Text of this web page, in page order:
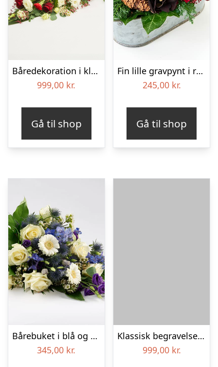
Båredekoration i klassisk stil – rød og hvid
999,00 kr.
Gå til shop
Fin lille gravpynt i rød, floristens valg – Blomster til begravelse
245,00 kr.
Gå til shop
Bårebuket i blå og hvide nuancer – Blomster til begravelse
345,00 kr.
Klassisk begravelses­krans
999,00 kr.